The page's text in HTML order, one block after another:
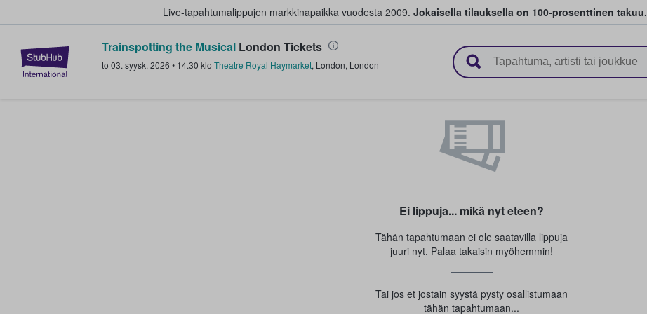
Live-tapahtumalippujen markkinapaikka vuodesta 2009. Jokaisella tilauksella on 100-prosenttinen takuu.
StubHub - missä fanit ostavat ja myyvät lippuja
Trainspotting the Musical London Tickets
to 03. syysk. 2026 • 14.30 klo Theatre Royal Haymarket, London, London
Ei lippuja... mikä nyt eteen?
Tähän tapahtumaan ei ole saatavilla lippuja
juuri nyt. Palaa takaisin myöhemmin!
Tai jos et jostain syystä pysty osallistumaan
tähän tapahtumaan...